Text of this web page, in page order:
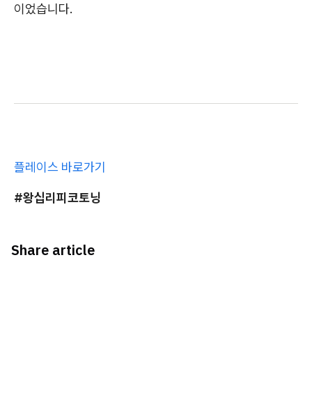
이었습니다.
플레이스 바로가기
#왕십리피코토닝
Share article